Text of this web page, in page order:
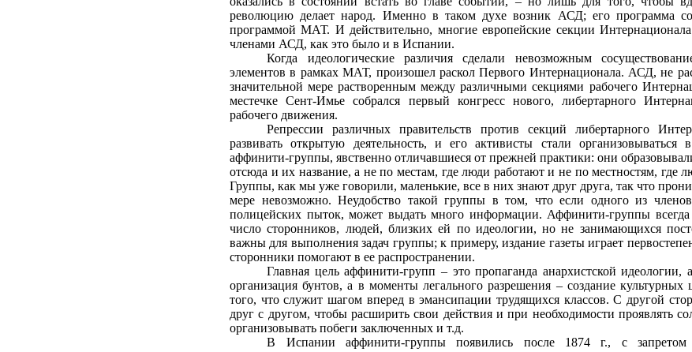
революцию делает народ. Именно в таком духе возник АСД; его программа
программой МАТ. И действительно, многие европейские секции
членами АСД, как это было и в Испании.
Когда идеологические различия сделали невозможным
элементов в рамках МАТ, произошел раскол Первого Интернационала. АСД, не
значительной мере растворенным между различными секциями рабочего
местечке Сент-Имье собрался первый конгресс нового, либертарного
рабочего движения.
Репрессии различных правительств против секций либертарного
развивать открытую деятельность, и его активисты стали
аффинити-группы, явственно отличавшиеся от прежней практики: они
отсюда и их название, а не по местам, где люди работают и не по местностям, где
Группы, как мы уже говорили, маленькие, все в них знают друг друга, так что
мере невозможно. Неудобство такой группы в том, что если одного из
полицейских пыток, может выдать много информации. Аффинити-группы всегда
число сторонников, людей, близких ей по идеологии, но не занимающихся
важны для выполнения задач группы; к примеру, издание газеты играет
сторонники помогают в ее распространении.
Главная цель аффинити-групп – это пропаганда анархистской
организация бунтов, а в моменты легального разрешения – создание
того, что служит шагом вперед в эмансипации трудящихся классов. С другой
друг с другом, чтобы расширить свои действия и при необходимости проявлять
организовывать побеги заключенных и т.д.
В Испании аффинити-группы появились после 1874 г., с запретом